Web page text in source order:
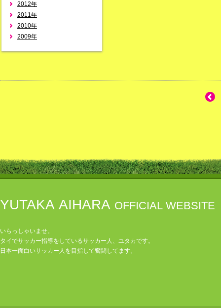
2012年
2011年
2010年
2009年
YUTAKA AIHARA OFFICIAL WEBSITE
いらっしゃいませ。
タイでサッカー指導をしているサッカー人、ユタカです。
日本一面白いサッカー人を目指して奮闘してます。